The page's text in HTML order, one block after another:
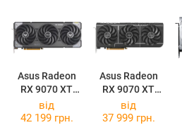
Asus Radeon
RX 9070 XT
TUF Gaming
OC 16GB
Asus Radeon
RX 9070 XT
Prime OC 16GB
від
42 199 грн.
від
37 999 грн.